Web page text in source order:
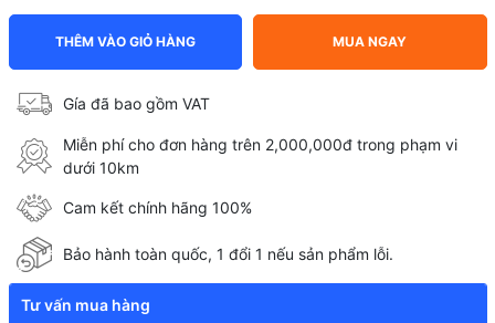
THÊM VÀO GIỎ HÀNG MUA NGAY
Gía đã bao gồm VAT
Miễn phí cho đơn hàng trên 2,000,000đ trong phạm vi
dưới 10km
Cam kết chính hãng 100%
Bảo hành toàn quốc, 1 đổi 1 nếu sản phẩm lỗi.
Tư vấn mua hàng